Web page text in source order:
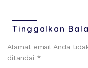
Tinggalkan
Alamat email Anda
ditandai *